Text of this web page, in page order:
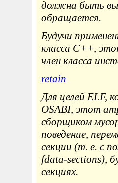
должна быть
обращается.
Будучи
класса C++,
член класса
retain
Для целей ELF,
OSABI, этот
сборщиком
поведение,
секции (т. е. с
fdata-sections),
секциях.